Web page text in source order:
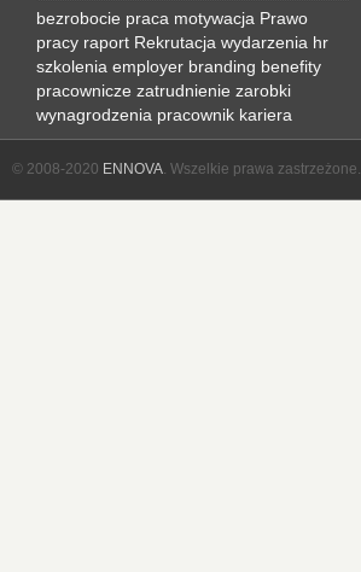
bezrobocie praca motywacja Prawo
pracy raport Rekrutacja wydarzenia hr
szkolenia employer branding benefity
pracownicze zatrudnienie zarobki
wynagrodzenia pracownik kariera
© 2008-2020 ENNOVA. Wszelkie prawa zastrzeżone.